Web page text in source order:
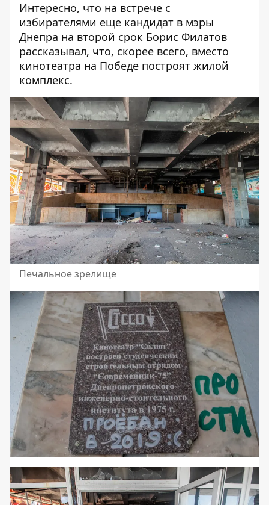
Интересно, что на встрече с
избирателями еще кандидат в мэры
Днепра на второй срок Борис Филатов
рассказывал, что, скорее всего, вместо
кинотеатра на Победе построят жилой
комплекс.
Печальное зрелище